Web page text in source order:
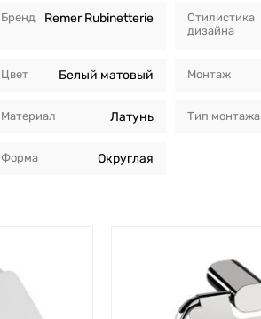
Бренд Remer Rubinetterie
Цвет Белый матовый
Материал Латунь
Форма Округлая
Стилистика
дизайна
Монтаж
Тип монтажа